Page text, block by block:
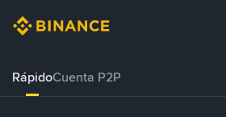
RápidoCuenta P2P